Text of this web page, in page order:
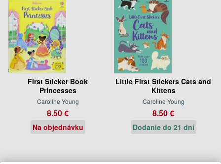
First Sticker Book
Princesses
Caroline Young
8.50 €
Na objednávku
Little First Stickers Cats and
Kittens
Caroline Young
8.50 €
Dodanie do 21 dní